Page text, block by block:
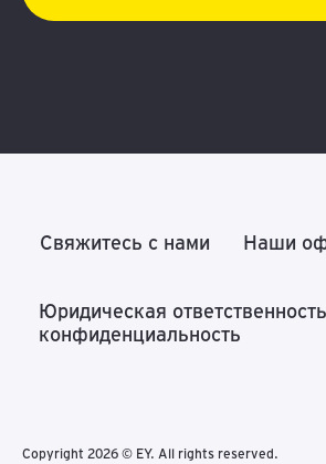
Свяжитесь с нами Наши
Юридическая
конфиденциальность
Copyright 2026 © EY. All rights reserved.